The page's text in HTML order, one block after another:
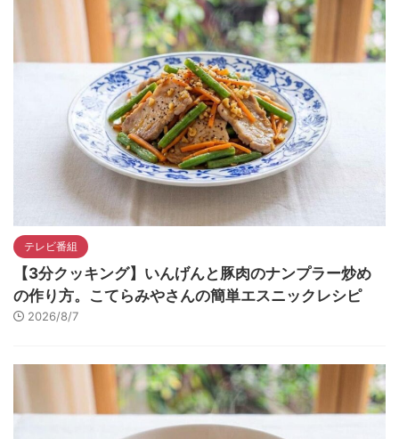
テレビ番組
【3分クッキング】いんげんと豚肉のナンプラー炒め
の作り方。こてらみやさんの簡単エスニックレシピ
2026/8/7